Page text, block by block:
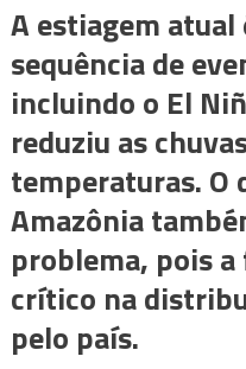
A estiagem
sequência de
incluindo o El
reduziu as
temperaturas. O
Amazônia
problema, pois
crítico na
pelo país.